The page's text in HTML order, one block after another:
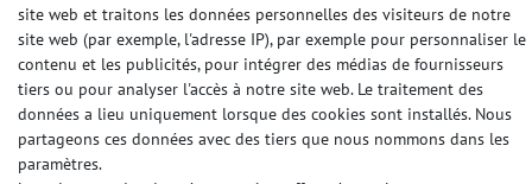
FIBRE DE RENOVATION
Revêtement de rénovation
Revêtement intissé lisse
site web et traitons les données personnelles des visiteurs de notre
site web (par exemple, l'adresse IP), par exemple pour personnaliser le
contenu et les publicités, pour intégrer des médias de fournisseurs
tiers ou pour analyser l'accès à notre site web. Le traitement des
données a lieu uniquement lorsque des cookies sont installés. Nous
partageons ces données avec des tiers que nous nommons dans les
paramètres.